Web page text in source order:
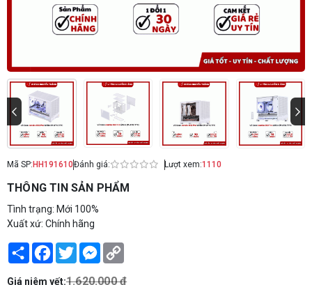
Mã SP: HH191610Đánh giá: Lượt xem:1110
THÔNG TIN SẢN PHẨM
Tình trạng: Mới 100%
Xuất xứ: Chính hãng
Share Facebook
TwitterMessenger
Giá niêm yết:1.620.000 đ